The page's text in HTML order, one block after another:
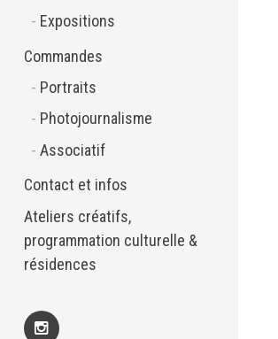
Expositions
Commandes
Portraits
Photojournalisme
Associatif
Contact et infos
Ateliers créatifs,
programmation culturelle &
résidences